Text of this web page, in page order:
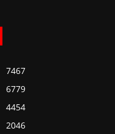
7467
6779
4454
2046